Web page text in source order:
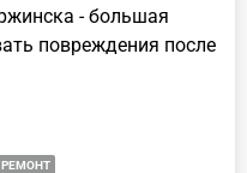
- большая
повреждения после
РЕМОНТ